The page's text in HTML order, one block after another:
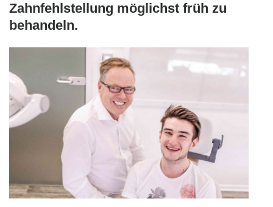
Zahnfehlstellung möglichst früh zu
behandeln.